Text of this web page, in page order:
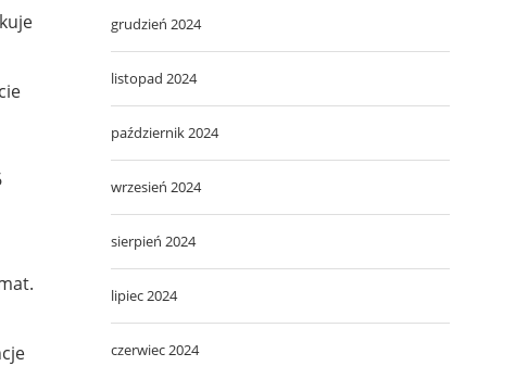
grudzień 2024
listopad 2024
październik 2024
wrzesień 2024
sierpień 2024
lipiec 2024
czerwiec 2024